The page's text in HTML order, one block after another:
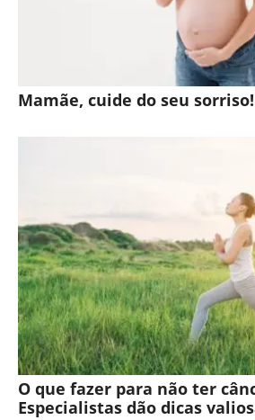
Mamãe, cuide do seu sorriso!
O que fazer para não ter
Especialistas dão dicas